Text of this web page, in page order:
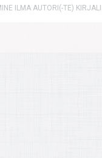
ILMA AUTORI(-TE)